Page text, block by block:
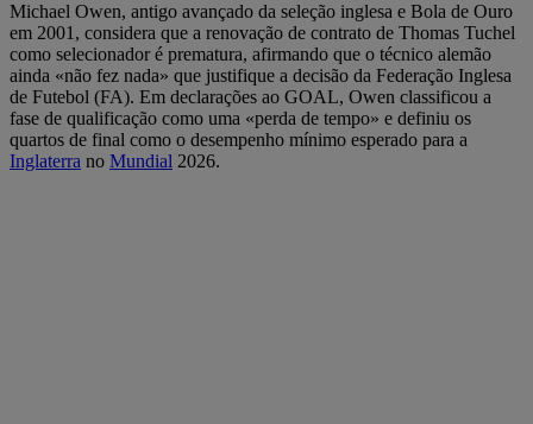
Michael Owen, antigo avançado da seleção inglesa e Bola de Ouro
em 2001, considera que a renovação de contrato de Thomas Tuchel
como selecionador é prematura, afirmando que o técnico alemão
ainda «não fez nada» que justifique a decisão da Federação Inglesa
de Futebol (FA). Em declarações ao GOAL, Owen classificou a
fase de qualificação como uma «perda de tempo» e definiu os
quartos de final como o desempenho mínimo esperado para a
Inglaterra no Mundial 2026.